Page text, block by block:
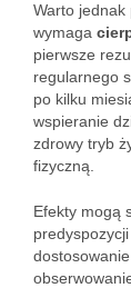
Warto jednak
wymaga
pierwsze
regularnego
po kilku
wspieranie
zdrowy tryb
fizyczną.
Efekty mogą